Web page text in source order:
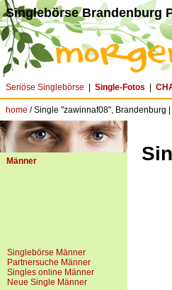
Singlebörse Brandenburg
Seriöse Singlebörse Single-Fotos
home / Single "zawinnaf08", Brandenburg |
Männer
Singlebörse Männer
Partnersuche Männer
Singles online Männer
Neue Single Männer